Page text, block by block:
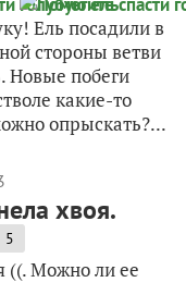
Ель посадили в
стороны ветви
Новые побеги
какие-то
опрыскать?...
хвоя.
5
((. Можно ли ее